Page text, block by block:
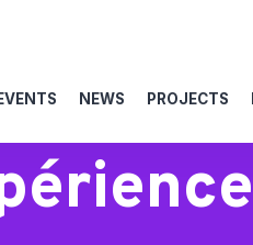
EVENTS NEWS PROJECTS